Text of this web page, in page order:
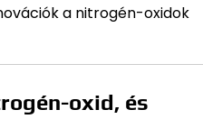
a nitrogén-oxidok
oxid, és